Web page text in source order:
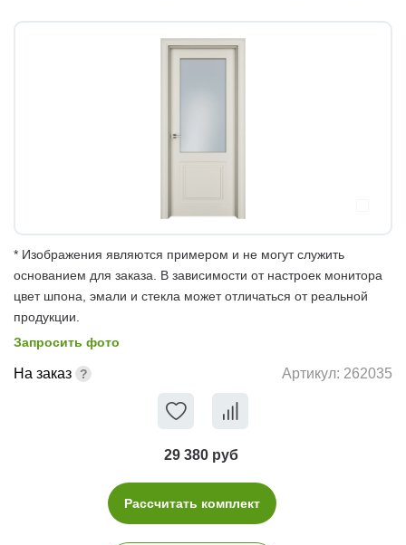
* Изображения являются примером и не могут служить
основанием для заказа. В зависимости от настроек монитора
цвет шпона, эмали и стекла может отличаться от реальной
продукции.
Запросить фото
На заказ Артикул: 262035
29 380 руб
Рассчитать комплект